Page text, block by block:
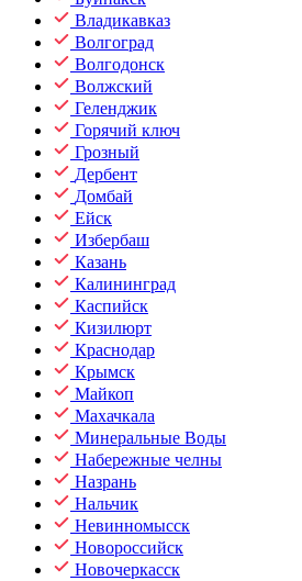
Владикавказ
Волгоград
Волгодонск
Волжский
Геленджик
Горячий ключ
Грозный
Дербент
Домбай
Ейск
Избербаш
Казань
Калининград
Каспийск
Кизилюрт
Краснодар
Крымск
Майкоп
Махачкала
Минеральные Воды
Набережные челны
Назрань
Нальчик
Невинномысск
Новороссийск
Новочеркасск